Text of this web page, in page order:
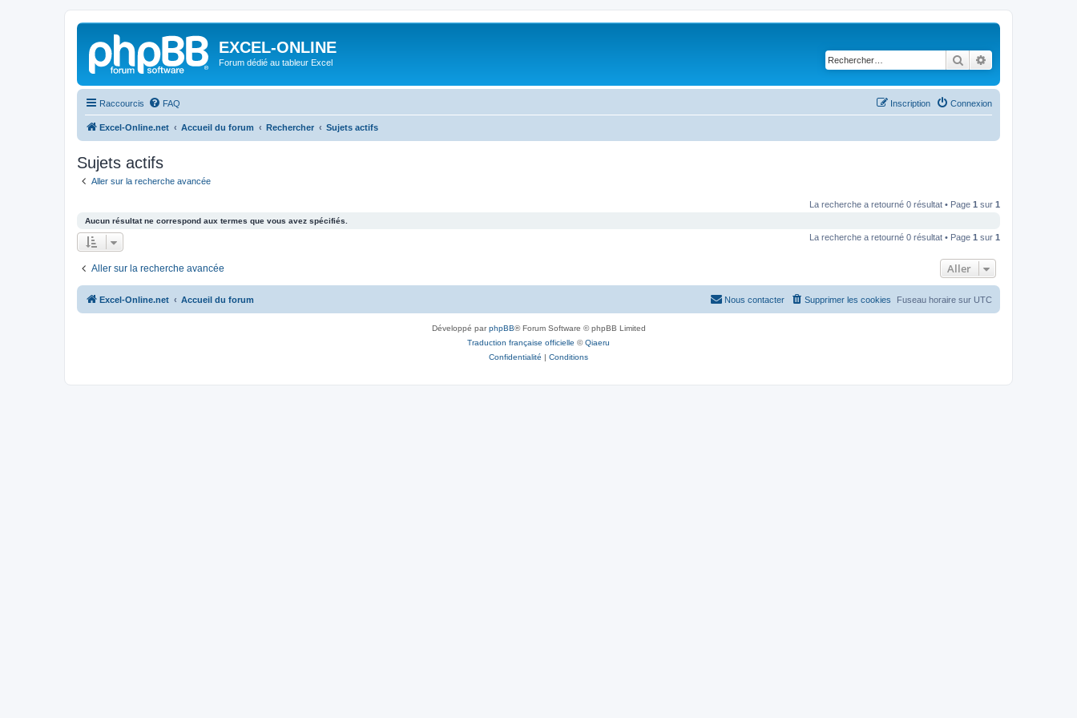
EXCEL-ONLINE
Forum dédié au tableur Excel Rechercher
Raccourcis FAQ Connexion
Inscription
Excel-Online.net Accueil du forum Rechercher Sujets actifs
Sujets actifs
Aller sur la recherche avancée
La recherche a retourné 0 résultat • Page 1 sur 1
Aucun résultat ne correspond aux termes que vous avez spécifiés.
La recherche a retourné 0 résultat • Page 1 sur 1
Aller sur la recherche avancée Aller
Excel-Online.net Accueil du forum Fuseau horaire sur UTC
Supprimer les cookies
Nous contacter
Développé parphpBB® Forum Software © phpBB Limited
Traduction française officielle ©Qiaeru
Confidentialité | Conditions